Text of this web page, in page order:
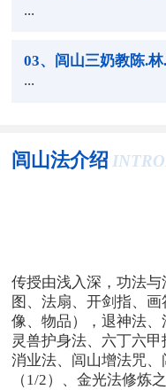
...
03、闾山三奶教陈.
...
闾山法介绍
传授由浅入深，功法
图、法扇、开剑指、
像、物品），退神法
灵兽护身法、六丁六
消业法、闾山增法咒
（1/2）、金光法修炼